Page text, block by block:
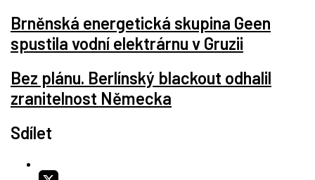
Brněnská energetická skupina Geen
spustila vodní elektrárnu v Gruzii
Bez plánu. Berlínský blackout odhalil
zranitelnost Německa
Sdílet